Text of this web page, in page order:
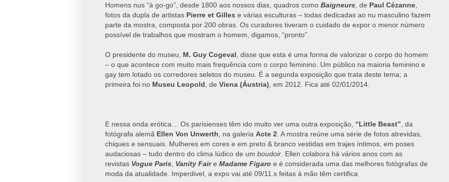
Homens nus “à go-go”, desde 1800 aos nossos dias, quadros como Baigneurs, de Paul Cézanne,
fotos da dupla de artistas Pierre et Gilles e várias esculturas – todas dedicadas ao nu masculino fazem
parte da mostra, composta por 200 obras. Os curadores tiveram o cuidado de expor o menor número
possível de trabalhos que mostram o homem, digamos, “pronto”.
O presidente do museu, M. Guy Cogeval, disse que esta é uma forma de valorizar o corpo do homem
– o que acontece com muito mais frequência com o corpo feminino. Um público na maioria feminino e
gay tem lotado os corredores seletos do museu. É a segunda exposição que trata deste tema; a
primeira foi no Museu Leopold, de Viena (Áustria), em 2012. Fica até 02/01/2014.
E nessa onda erótica… Os parisienses têm ido muito ver uma outra exposição, “Little Beast”, da
fotógrafa alemã Ellen Von Unwerth, na galeria Acte 2. A mostra reúne uma série de fotos atrevidas,
chiques e sensuais. Mulheres em cores e em preto & branco vestidas em trajes íntimos, em poses
audaciosas – tudo dentro do clima lúdico de um boudoir. Ellen colabora há vários anos com as
revistas Vogue Paris, Vanity Faire Madame Figaro e é considerada uma das melhores fotógrafas de
moda da atualidade. Imperdivel, a expo vai até 09/11.s feitas à mão têm certifica